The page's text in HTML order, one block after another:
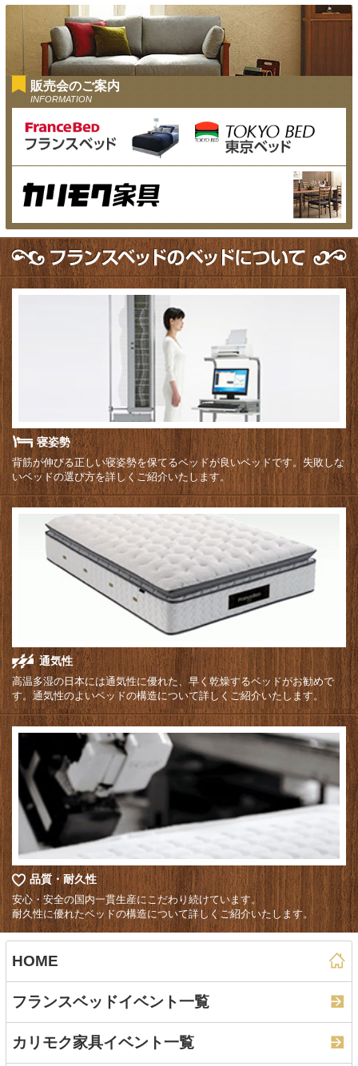
販売会のご案内
INFORMATION
寝姿勢
背筋が伸びる正しい寝姿勢を保てるベッドが良いベッドです。失敗しな
いベッドの選び方を詳しくご紹介いたします。
通気性
高温多湿の日本には通気性に優れた、早く乾燥するベッドがお勧めで
す。通気性のよいベッドの構造について詳しくご紹介いたします。
品質・耐久性
安心・安全の国内一貫生産にこだわり続けています。
耐久性に優れたベッドの構造について詳しくご紹介いたします。
HOME
フランスベッドイベント一覧
カリモク家具イベント一覧